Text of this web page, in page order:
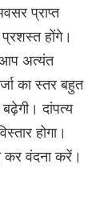
प्राप्त
होंगे।
अत्यंत
का स्तर बहुत
दांपत्य
होगा।
कर वंदना करें।